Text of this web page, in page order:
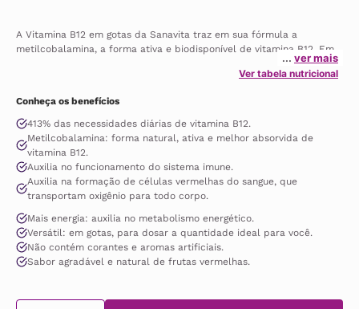
A Vitamina B12 em gotas da Sanavita traz em sua fórmula a
metilcobalamina, a forma ativa e biodisponível de vitamina B12. Em
formato líquido, super prático, e com sabor agradável e natural de
frutas vermelhas, o suplemento oferece em uma única gota 413%
repor esse nutriente essencial para a saúde. A vitamina B12 é
crucial para o funcionamento adequado do sistema imunológico,
para a formação das células vermelhas do sangue, função normal
do sistema nervoso e metabolismo energético. Este suplemento é
zero calorias, livre de açúcares e ingredientes de origem animal,
podendo ser utilizada por veganos e vegetarianos.
ver mais
Ver tabela nutricional
Conheça os benefícios
413% das necessidades diárias de vitamina B12.
Metilcobalamina: forma natural, ativa e melhor absorvida de
vitamina B12.
Auxilia no funcionamento do sistema imune.
Auxilia na formação de células vermelhas do sangue, que
transportam oxigênio para todo corpo.
Mais energia: auxilia no metabolismo energético.
Versátil: em gotas, para dosar a quantidade ideal para você.
Não contém corantes e aromas artificiais.
Sabor agradável e natural de frutas vermelhas.